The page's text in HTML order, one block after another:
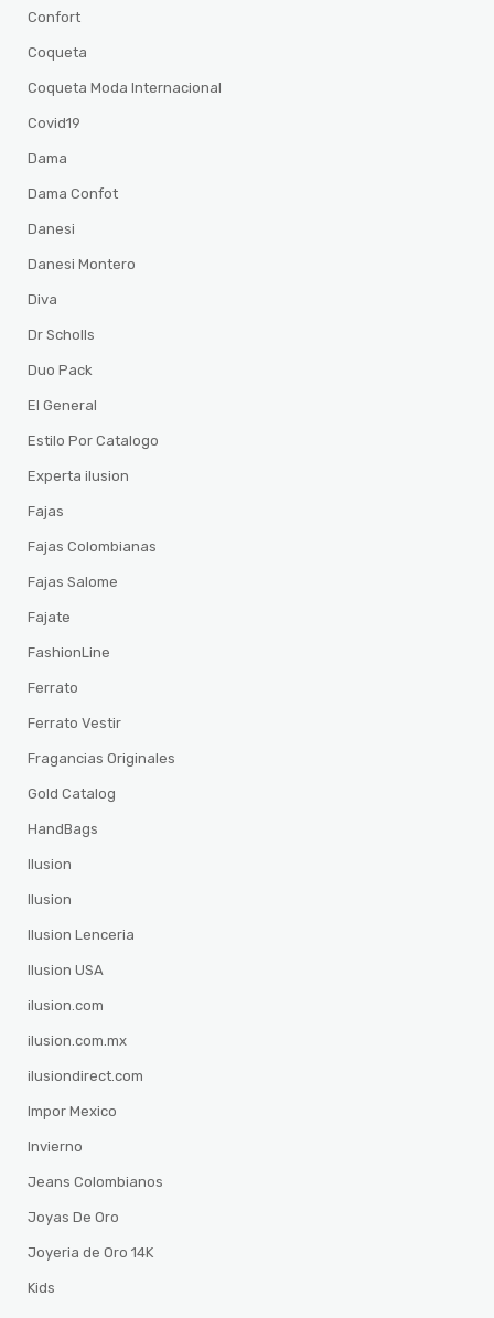
Confort
Coqueta
Coqueta Moda Internacional
Covid19
Dama
Dama Confot
Danesi
Danesi Montero
Diva
Dr Scholls
Duo Pack
El General
Estilo Por Catalogo
Experta ilusion
Fajas
Fajas Colombianas
Fajas Salome
Fajate
FashionLine
Ferrato
Ferrato Vestir
Fragancias Originales
Gold Catalog
HandBags
Ilusion
Ilusion
Ilusion Lenceria
Ilusion USA
ilusion.com
ilusion.com.mx
ilusiondirect.com
Impor Mexico
Invierno
Jeans Colombianos
Joyas De Oro
Joyeria de Oro 14K
Kids